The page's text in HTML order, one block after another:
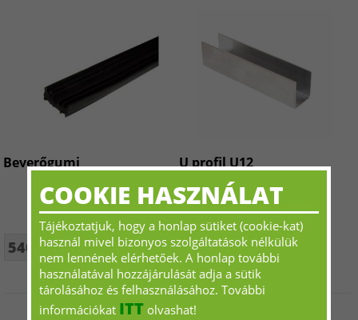
Beverőgumi
540 Ft+ÁFA - tól
U profil U12
Kérjen ajánlatot!
COOKIE HASZNÁLAT
Tájékoztatjuk, hogy a honlap sütiket (cookie-kat)
használ mivel bizonyos szolgáltatások nélkülük
nem lennének elérhetőek. A honlap további
használatával hozzájárulását adja a sütik
tárolásához és felhasználásához. További
információkat ITT olvashat!